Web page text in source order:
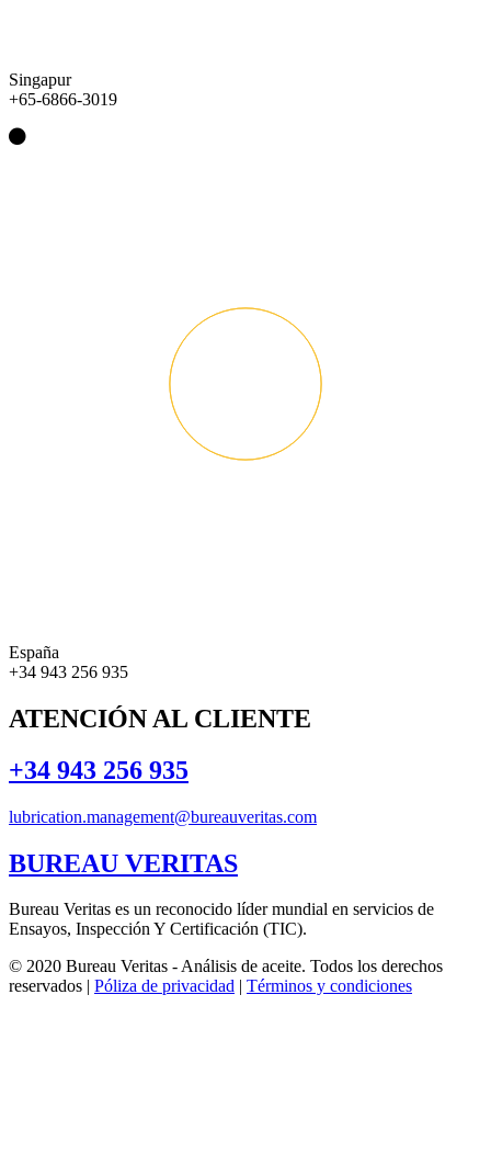
Singapur
+65-6866-3019
España
+34 943 256 935
ATENCIÓN AL CLIENTE
+34 943 256 935
lubrication.management@bureauveritas.com
BUREAU VERITAS
Bureau Veritas es un reconocido líder mundial en servicios de
Ensayos, Inspección Y Certificación (TIC).
© 2020 Bureau Veritas - Análisis de aceite. Todos los derechos
reservados | Póliza de privacidad | Términos y condiciones